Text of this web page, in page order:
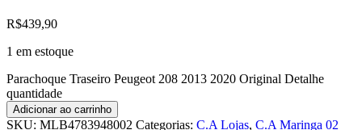
R$439,90
1 em estoque
Parachoque Traseiro Peugeot 208 2013 2020 Original Detalhe
quantidade
Adicionar ao carrinho
SKU: MLB4783948002 Categorias: C.A Lojas, C.A Maringa 02